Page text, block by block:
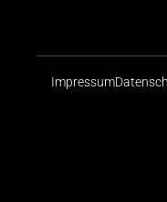
Impressum